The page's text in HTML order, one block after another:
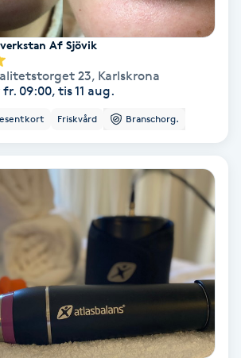
Af Sjövik
23, Karlskrona
09:00, tis 11 aug.
Friskvård Branschorg.